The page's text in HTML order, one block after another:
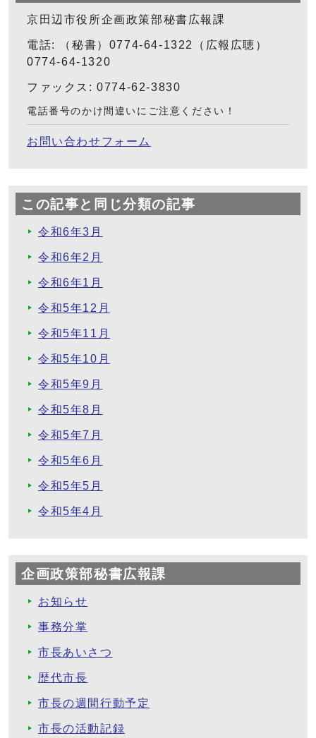
京田辺市役所企画政策部秘書広報課
電話: （秘書）0774-64-1322（広報広聴）
0774-64-1320
ファックス: 0774-62-3830
電話番号のかけ間違いにご注意ください！
お問い合わせフォーム
この記事と同じ分類の記事
令和6年3月
令和6年2月
令和6年1月
令和5年12月
令和5年11月
令和5年10月
令和5年9月
令和5年8月
令和5年7月
令和5年6月
令和5年5月
令和5年4月
企画政策部秘書広報課
お知らせ
事務分掌
市長あいさつ
歴代市長
市長の週間行動予定
市長の活動記録